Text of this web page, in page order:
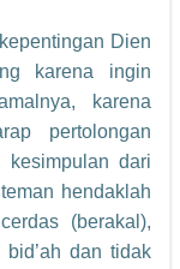
Dien
karena ingin
karena
pertolongan
kesimpulan dari
hendaklah
(berakal),
dan tidak